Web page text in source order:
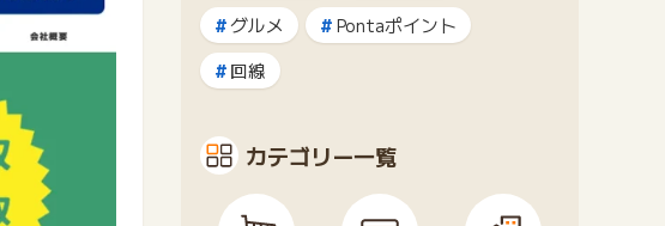
グルメ
Pontaポイント
回線
カテゴリー一覧